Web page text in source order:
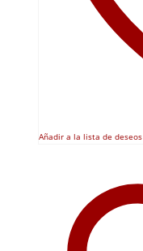
Añadir a la lista de deseos